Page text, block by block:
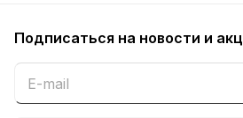
Подписаться на новости и